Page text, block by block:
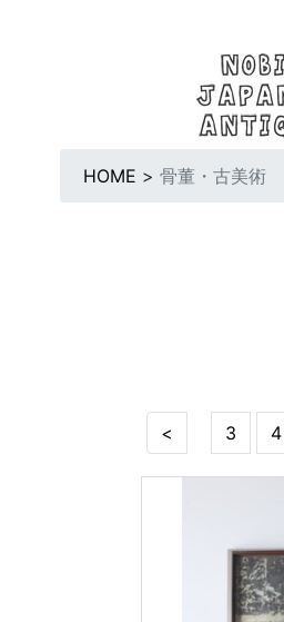
HOME > 骨董・古美術
< 3 4